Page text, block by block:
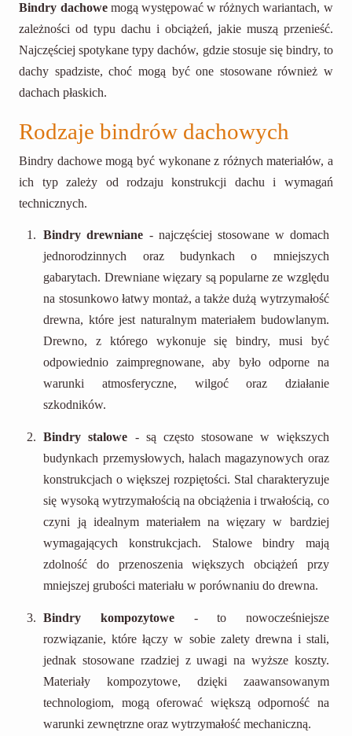
Bindry dachowemogą występować w różnych wariantach, w
zależności od typu dachu i obciążeń, jakie muszą przenieść.
Najczęściej spotykane typy dachów, gdzie stosuje się bindry, to
dachy spadziste, choć mogą być one stosowane również w
dachach płaskich.
Rodzaje bindrów dachowych
Bindry dachowe mogą być wykonane z różnych materiałów, a
ich typ zależy od rodzaju konstrukcji dachu i wymagań
technicznych.
Bindry drewniane - najczęściej stosowane w domach
jednorodzinnych oraz budynkach o mniejszych
gabarytach. Drewniane więzary są popularne ze względu
na stosunkowo łatwy montaż, a także dużą wytrzymałość
drewna, które jest naturalnym materiałem budowlanym.
Drewno, z którego wykonuje się bindry, musi być
odpowiednio zaimpregnowane, aby było odporne na
warunki atmosferyczne, wilgoć oraz działanie
szkodników.
Bindry stalowe - są często stosowane w większych
budynkach przemysłowych, halach magazynowych oraz
konstrukcjach o większej rozpiętości. Stal charakteryzuje
się wysoką wytrzymałością na obciążenia i trwałością, co
czyni ją idealnym materiałem na więzary w bardziej
wymagających konstrukcjach. Stalowe bindry mają
zdolność do przenoszenia większych obciążeń przy
mniejszej grubości materiału w porównaniu do drewna.
Bindry kompozytowe - to nowocześniejsze
rozwiązanie, które łączy w sobie zalety drewna i stali,
jednak stosowane rzadziej z uwagi na wyższe koszty.
Materiały kompozytowe, dzięki zaawansowanym
technologiom, mogą oferować większą odporność na
warunki zewnętrzne oraz wytrzymałość mechaniczną.